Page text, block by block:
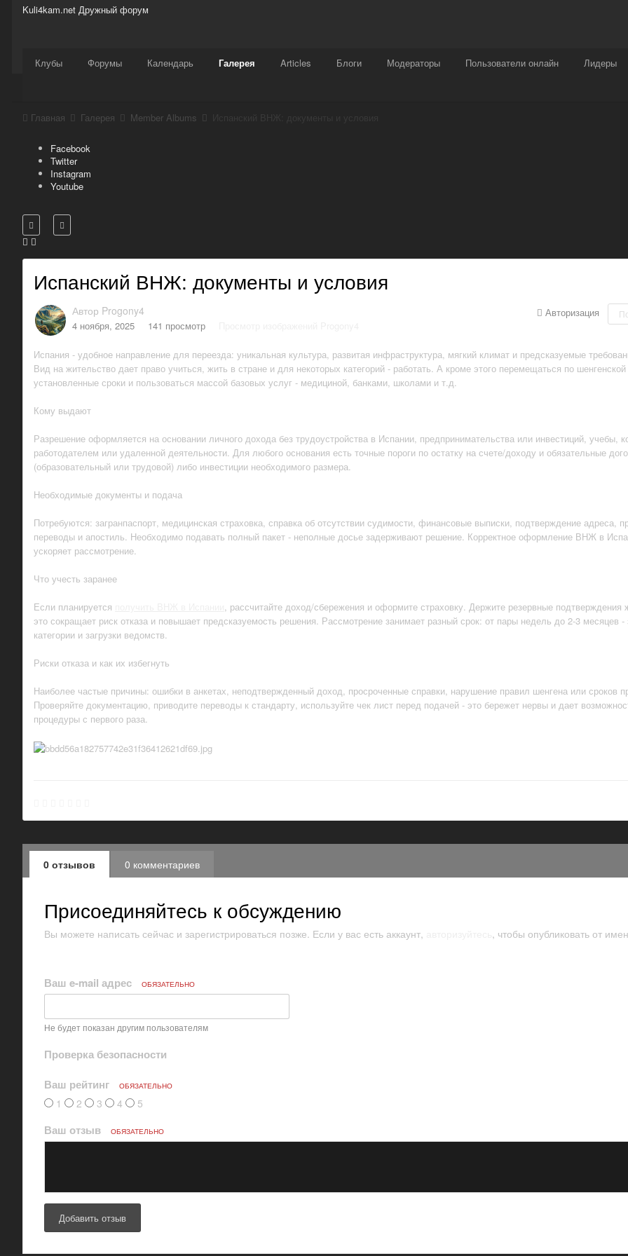
Kuli4kam.net Дружный форум
Сайт
Клубы Форумы Календарь Галерея Articles Блоги Модераторы Пользователи онлайн Лидеры
Активность Support Магазин Награды Чат Больше
Главная Галерея Member Albums
Facebook
Twitter
Instagram
Youtube
Испанский ВНЖ: документы и условия
Авторизация
Автор Progony4
4 ноября, 2025 141 просмотр
Испания - удобное направление для переезда: уникальная культура, развитая инфраструктура, мягкий климат и предсказуемые
Вид на жительство дает право учиться, жить в стране и для некоторых категорий - работать. А кроме этого перемещаться по шенгенской
установленные сроки и пользоваться массой базовых услуг - медициной, банками, школами и т.д.
Кому выдают
Разрешение оформляется на основании личного дохода без трудоустройства в Испании, предпринимательства или инвестиций, учебы,
работодателем или удаленной деятельности. Для любого основания есть точные пороги по остатку на счете/доходу и обязательные
(образовательный или трудовой) либо инвестиции необходимого размера.
Необходимые документы и подача
Потребуются: загранпаспорт, медицинская страховка, справка об отсутствии судимости, финансовые выписки, подтверждение адреса,
переводы и апостиль. Необходимо подавать полный пакет - неполные досье задерживают решение. Корректное оформление ВНЖ в
ускоряет рассмотрение.
Что учесть заранее
Если планируется
, рассчитайте доход/сбережения и оформите страховку. Держите резервные подтверждения
это сокращает риск отказа и повышает предсказуемость решения. Рассмотрение занимает разный срок: от пары недель до 2-3 месяцев -
категории и загрузки ведомств.
Риски отказа и как их избегнуть
Наиболее частые причины: ошибки в анкетах, неподтвержденный доход, просроченные справки, нарушение правил шенгена или сроков
Проверяйте документацию, приводите переводы к стандарту, используйте чек лист перед подачей - это бережет нервы и дает
процедуры с первого раза.
0 отзывов 0 комментариев
Присоединяйтесь к обсуждению
Вы можете написать сейчас и зарегистрироваться позже. Если у вас есть аккаунт, , чтобы опубликовать от
Ваш e-mail адрес ОБЯЗАТЕЛЬНО
Не будет показан другим пользователям
Проверка безопасности
Ваш рейтинг
ОБЯЗАТЕЛЬНО
1 2 3 4 5
Ваш отзыв ОБЯЗАТЕЛЬНО
Добавить отзыв